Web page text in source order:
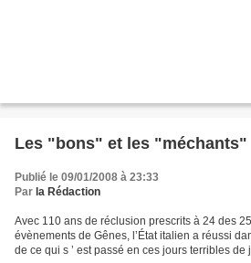
Les "bons" et les "méchants"
Publié le 09/01/2008 à 23:33
Par la Rédaction
Avec 110 ans de réclusion prescrits à 24 des
évènements de Gênes, l’État italien a réussi
de ce qui s ’ est passé en ces jours terribles de